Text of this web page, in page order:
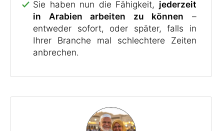
Sie haben nun die Fähigkeit, jederzeit
in Arabien arbeiten zu können –
entweder sofort, oder später, falls in
Ihrer Branche mal schlechtere Zeiten
anbrechen.